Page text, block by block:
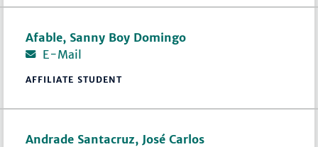
Afable, Sanny Boy Domingo
E-Mail
AFFILIATE STUDENT
Andrade Santacruz, José Carlos